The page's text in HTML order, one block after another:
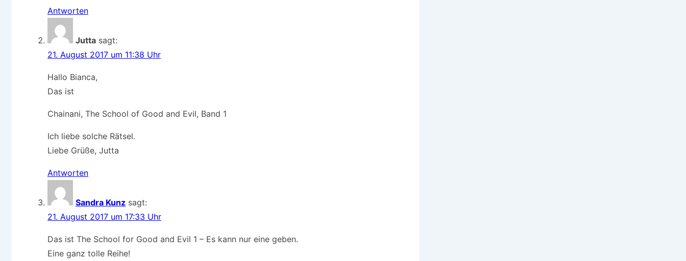
Antworten
Jutta sagt:
21. August 2017 um 11:38 Uhr
Hallo Bianca,
Das ist
Chainani, The School of Good and Evil, Band 1
Ich liebe solche Rätsel.
Liebe Grüße, Jutta
Antworten
Sandra Kunz sagt:
21. August 2017 um 17:33 Uhr
Das ist The School for Good and Evil 1 – Es kann nur eine geben.
Eine ganz tolle Reihe!